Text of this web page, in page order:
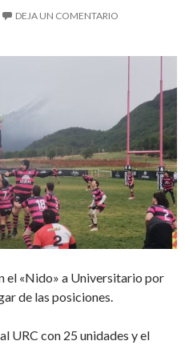
DEJA UN COMENTARIO
el «Nido» a Universitario por
de las posiciones.
URC con 25 unidades y el